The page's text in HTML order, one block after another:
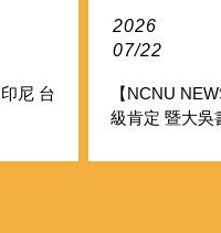
尼 台
2026/
07/22
【NCNU
級肯定 暨大吳